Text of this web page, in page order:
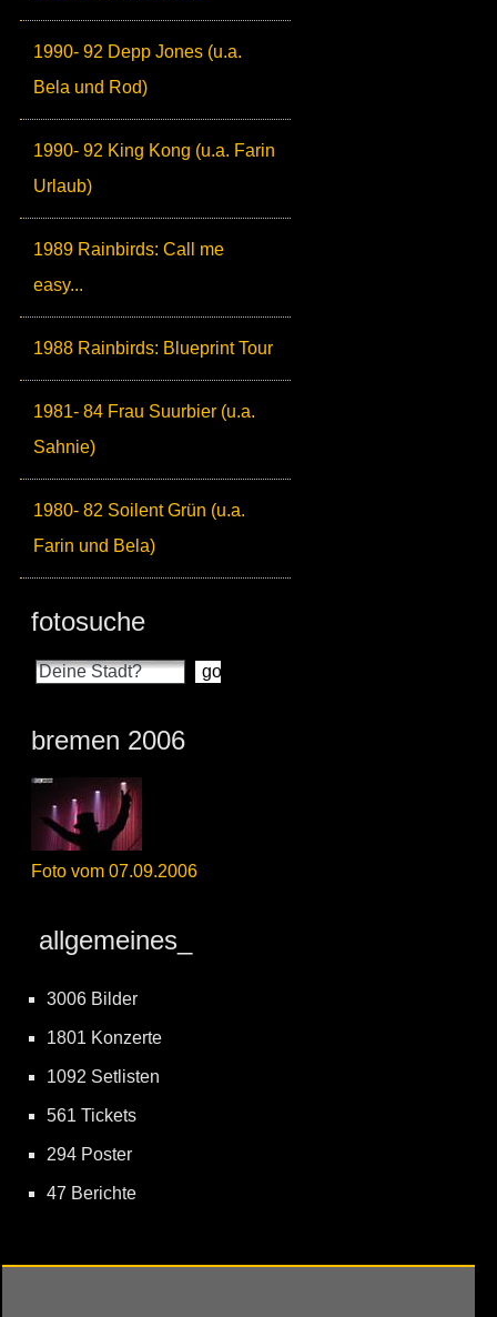
1990- 92 Depp Jones (u.a.
Bela und Rod)
1990- 92 King Kong (u.a. Farin
Urlaub)
1989 Rainbirds: Call me
easy...
1988 Rainbirds: Blueprint Tour
1981- 84 Frau Suurbier (u.a.
Sahnie)
1980- 82 Soilent Grün (u.a.
Farin und Bela)
fotosuche
bremen 2006
Foto vom 07.09.2006
allgemeines_
3006 Bilder
1801 Konzerte
1092 Setlisten
561 Tickets
294 Poster
47 Berichte